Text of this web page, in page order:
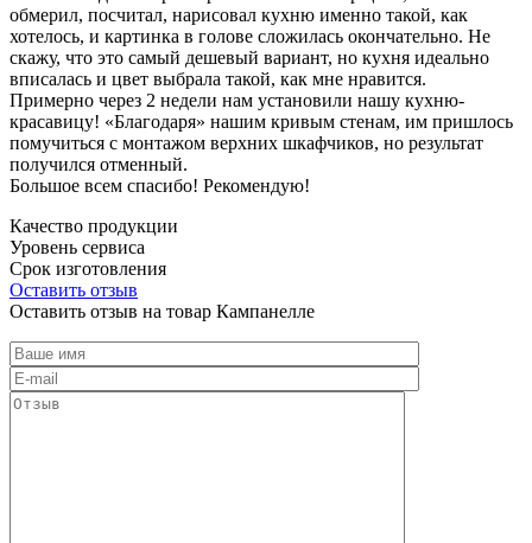
обмерил, посчитал, нарисовал кухню именно такой, как
хотелось, и картинка в голове сложилась окончательно. Не
скажу, что это самый дешевый вариант, но кухня идеально
вписалась и цвет выбрала такой, как мне нравится.
Примерно через 2 недели нам установили нашу кухню-
красавицу! «Благодаря» нашим кривым стенам, им пришлось
помучиться с монтажом верхних шкафчиков, но результат
получился отменный.
Большое всем спасибо! Рекомендую!
Качество продукции
Уровень сервиса
Срок изготовления
Оставить отзыв
Оставить отзыв на товар Кампанелле